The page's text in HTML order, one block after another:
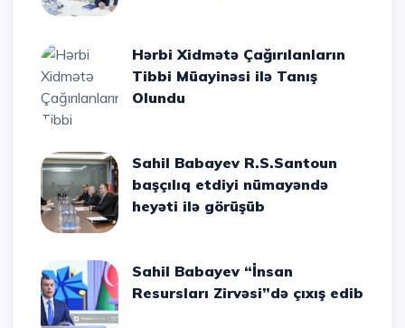
Hərbi Xidmətə Çağırılanların
Tibbi Müayinəsi ilə Tanış
Olundu
Sahil Babayev R.S.Santoun
başçılıq etdiyi nümayəndə
heyəti ilə görüşüb
Sahil Babayev “İnsan
Resursları Zirvəsi”də çıxış edib